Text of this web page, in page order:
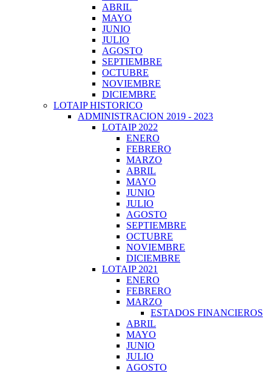
ABRIL
MAYO
JUNIO
JULIO
AGOSTO
SEPTIEMBRE
OCTUBRE
NOVIEMBRE
DICIEMBRE
LOTAIP HISTORICO
ADMINISTRACION 2019 - 2023
LOTAIP 2022
ENERO
FEBRERO
MARZO
ABRIL
MAYO
JUNIO
JULIO
AGOSTO
SEPTIEMBRE
OCTUBRE
NOVIEMBRE
DICIEMBRE
LOTAIP 2021
ENERO
FEBRERO
MARZO
ESTADOS FINANCIEROS
ABRIL
MAYO
JUNIO
JULIO
AGOSTO